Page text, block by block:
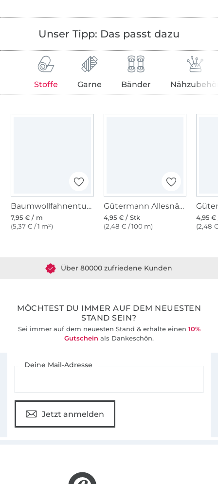
Unser Tipp: Das passt dazu
Stoffe Garne Bänder
Baumwollfahnentuch, dunkelbraun
7,95 € / m
(5,37 € / 1 m²)
Gütermann Allesnäher (696) zartbitterschokolade
4,95 € / Stk
(2,48 € / 100 m)
4,95 €
(2,48
MÖCHTEST DU IMMER AUF DEM NEUESTEN
STAND SEIN?
Sei immer auf dem neuesten Stand & erhalte einen 10%
Gutschein als Dankeschön.
Deine Mail-Adresse
Jetzt anmelden